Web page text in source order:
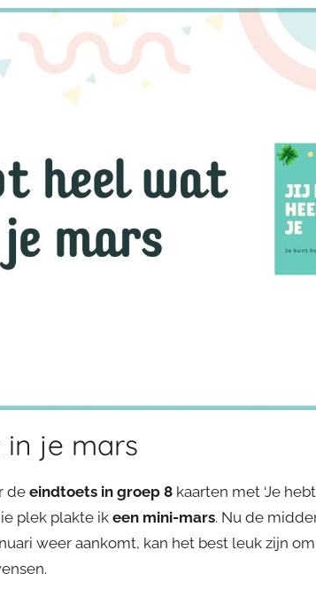
je mars
deeindtoets in groep 8 kaarten met ‘Je
plek plakte ik een mini-mars. Nu de
weer aankomt, kan het best leuk zijn